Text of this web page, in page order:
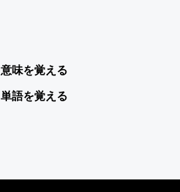
意味を覚える
単語を覚える